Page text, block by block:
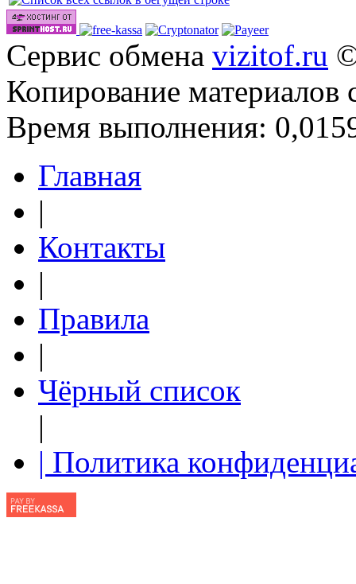
Сервис обмена vizitof.ru
Копирование материалов
Время выполнения:
Главная
|
Контакты
|
Правила
|
Чёрный список
|
| Политика